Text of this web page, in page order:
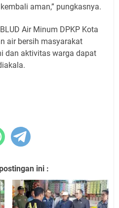
aman,” pungkasnya.
Air Minum DPKP Kota
air bersih masyarakat
dan aktivitas warga dapat
ini :